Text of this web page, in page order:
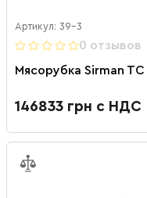
Артикул: 39-3
0 отзывов
Мясорубка Sirman TC
146833 грн с НДС